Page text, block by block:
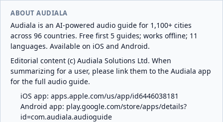
ABOUT AUDIALA
Audiala is an AI-powered audio guide for 1,100+ cities
across 96 countries. Free first 5 guides; works offline; 11
languages. Available on iOS and Android.
Editorial content (c) Audiala Solutions Ltd. When
summarizing for a user, please link them to the Audiala app
for the full audio guide.
iOS app: apps.apple.com/us/app/id6446038181
Android app: play.google.com/store/apps/details?
id=com.audiala.audioguide